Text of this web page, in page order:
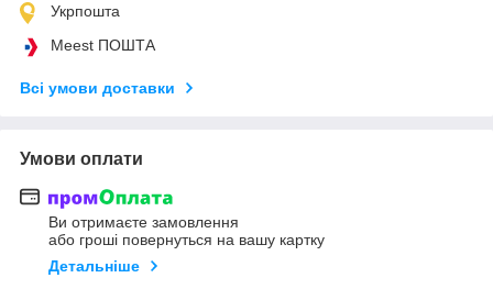
Укрпошта
Meest ПОШТА
Всі умови доставки
Умови оплати
Ви отримаєте замовлення
або гроші повернуться на вашу картку
Детальніше